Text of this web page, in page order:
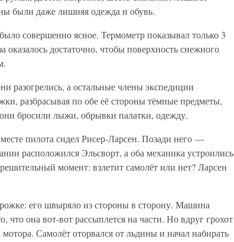
были даже лишняя одежда и обувь.
совершенно ясное. Термометр показывал только 3
оказалось достаточно, чтобы поверхность снежного
разогрелись, а остальные члены экспедиции
разбрасывая по обе её стороны тёмные предметы,
бросили лыжи, обрывки палатки, одежду.
пилота сидел Рисер-Ларсен. Позади него —
расположился Эльсворт, а оба механика устроились
момент: взлетит самолёт или нет? Ларсен
его швыряло из стороны в сторону. Машина
что она вот-вот рассыплется на части. Но вдруг грохот
Самолёт оторвался от льдины и начал набирать